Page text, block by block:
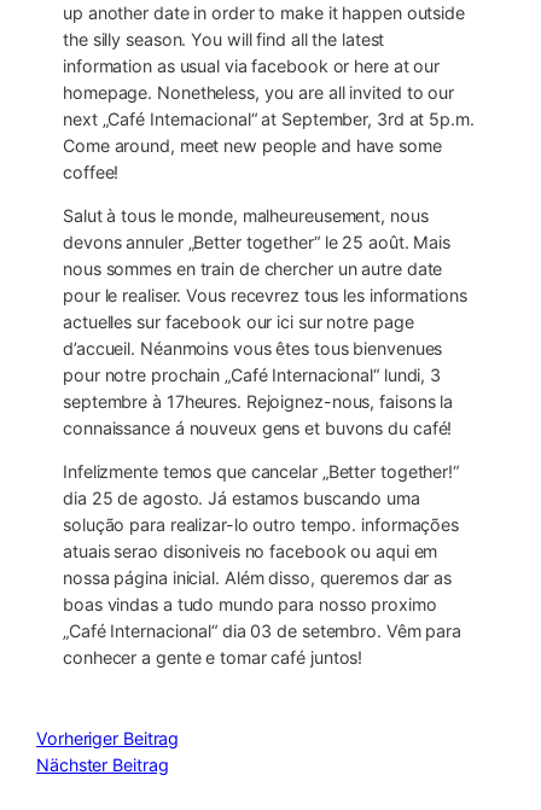
up another date in order to make it happen outside
the silly season. You will find all the latest
information as usual via facebook or here at our
homepage. Nonetheless, you are all invited to our
next „Café Internacional“ at September, 3rd at 5p.m.
Come around, meet new people and have some
coffee!
Salut à tous le monde, malheureusement, nous
devons annuler „Better together“ le 25 août. Mais
nous sommes en train de chercher un autre date
pour le realiser. Vous recevrez tous les informations
actuelles sur facebook our ici sur notre page
d’accueil. Néanmoins vous êtes tous bienvenues
pour notre prochain „Café Internacional“ lundi, 3
septembre à 17heures. Rejoignez-nous, faisons la
connaissance á nouveux gens et buvons du café!
Infelizmente temos que cancelar „Better together!“
dia 25 de agosto. Já estamos buscando uma
solução para realizar-lo outro tempo. informações
atuais serao disoniveis no facebook ou aqui em
nossa página inicial. Além disso, queremos dar as
boas vindas a tudo mundo para nosso proximo
„Café Internacional“ dia 03 de setembro. Vêm para
conhecer a gente e tomar café juntos!
Vorheriger Beitrag
Nächster Beitrag